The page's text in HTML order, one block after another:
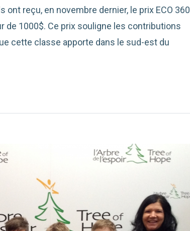
reçu, en novembre dernier, le prix ECO 360
de 1000$. Ce prix souligne les contributions
cette classe apporte dans le sud-est du